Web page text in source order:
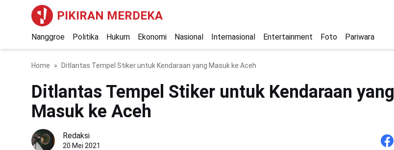
PIKIRAN MERDEKA
Nanggroe Politika Hukum Ekonomi Nasional Internasional Entertainment Foto Pariwara
Home Ditlantas Tempel Stiker untuk Kendaraan yang Masuk ke Aceh
Ditlantas Tempel Stiker untuk Kendaraan yang
Masuk ke Aceh
Redaksi
20 Mei 2021